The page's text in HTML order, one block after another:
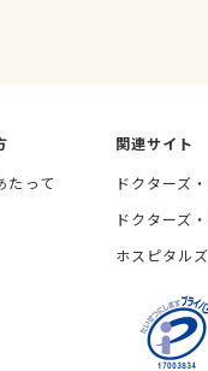
たって
関連サイト
ドクターズ
ドクターズ
ホスピタル